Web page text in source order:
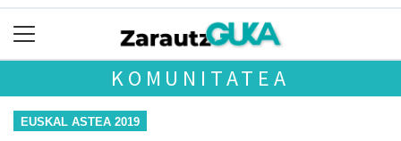
KOMUNITATEA
EUSKAL ASTEA 2019